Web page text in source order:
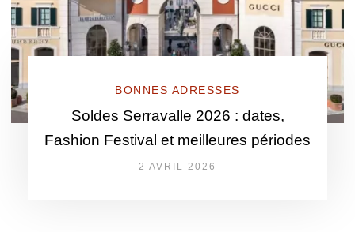
BONNES ADRESSES
Soldes Serravalle 2026 : dates,
Fashion Festival et meilleures périodes
2 AVRIL 2026